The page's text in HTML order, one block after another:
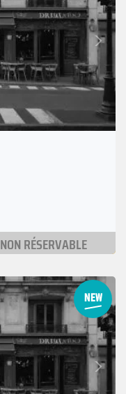
Suivant
NON RÉSERVABLE
Suivant